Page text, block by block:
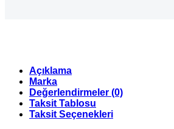
Açıklama
Marka
Değerlendirmeler (0)
Taksit Tablosu
Taksit Seçenekleri